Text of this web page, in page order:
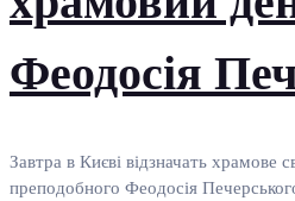
Феодосія
Завтра в Києві відзначать храмове
преподобного Феодосія